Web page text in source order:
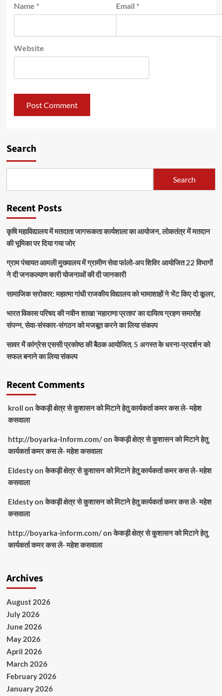
Name * Email *
Website
Search
Search
Recent Posts
कृषि महाविद्यालय में मतदाता जागरूकता कार्यशाला का आयोजन, लोकतंत्र में मतदान
की भूमिका पर दिया गया जोर
ग्राम पंचायत आमली मुख्यालय में ग्रामीण सेवा फांलो-अप शिविर आयोजित 22 विभागों
ने दी जनकल्याण कारी योजनाओं की दी जानकारी
सामाजिक सरोकार: महात्मा गांधी राजकीय विद्यालय को भामाशाहों ने भेंट किए दो कूलर,
भारत विकास परिषद की नवीन शाखा ‘महाराणा प्रताप’ का दायित्व ग्रहण समारोह
संपन्न, सेवा-संस्कार-संगठन को मजबूत करने का लिया संकल्प
सावर में कांग्रेस एससी प्रकोष्ठ की बैठक आयोजित, 5 अगस्त के धरना-प्रदर्शन को
सफल बनाने का लिया संकल्प
Recent Comments
kroll onकेकड़ी क्षेत्र से कुशासन को मिटाने हेतु कार्यकर्ता कमर कस ले- महेश
कसवाला
http://boyarka-Inform.com/onकेकड़ी क्षेत्र से कुशासन को मिटाने हेतु
कार्यकर्ता कमर कस ले- महेश कसवाला
Eldestyonकेकड़ी क्षेत्र से कुशासन को मिटाने हेतु कार्यकर्ता कमर कस ले- महेश
कसवाला
Eldestyonकेकड़ी क्षेत्र से कुशासन को मिटाने हेतु कार्यकर्ता कमर कस ले- महेश
कसवाला
http://boyarka-inform.com/onकेकड़ी क्षेत्र से कुशासन को मिटाने हेतु
कार्यकर्ता कमर कस ले- महेश कसवाला
Archives
August 2026
July 2026
June 2026
May 2026
April 2026
March 2026
February 2026
January 2026